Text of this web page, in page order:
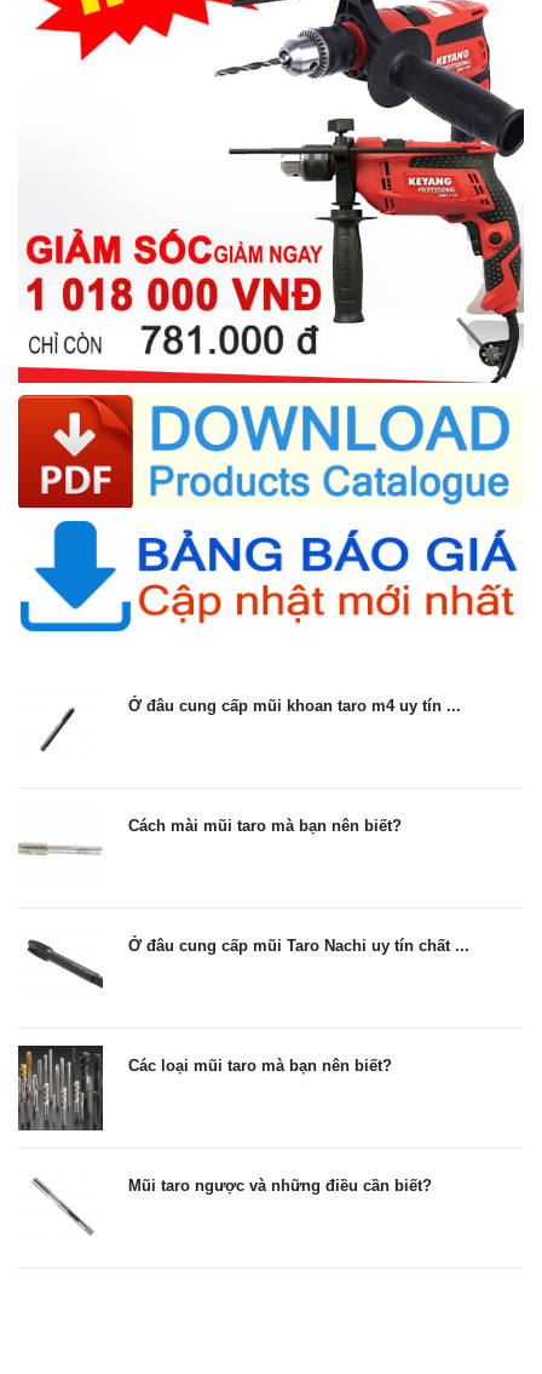
Ở đâu cung cấp mũi khoan taro m4 uy tín ...
Cách mài mũi taro mà bạn nên biết?
Ở đâu cung cấp mũi Taro Nachi uy tín chất ...
Các loại mũi taro mà bạn nên biết?
Mũi taro ngược và những điều cần biết?